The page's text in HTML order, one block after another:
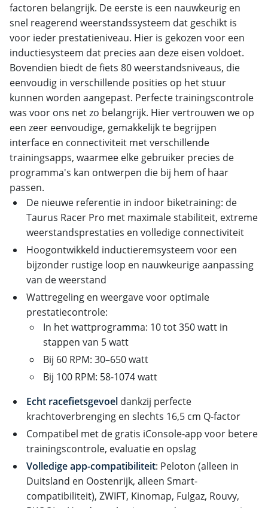
factoren belangrijk. De eerste is een nauwkeurig en
snel reagerend weerstandssysteem dat geschikt is
voor ieder prestatieniveau. Hier is gekozen voor een
inductiesysteem dat precies aan deze eisen voldoet.
Bovendien biedt de fiets 80 weerstandsniveaus, die
eenvoudig in verschillende posities op het stuur
kunnen worden aangepast. Perfecte trainingscontrole
was voor ons net zo belangrijk. Hier vertrouwen we op
een zeer eenvoudige, gemakkelijk te begrijpen
interface en connectiviteit met verschillende
trainingsapps, waarmee elke gebruiker precies de
programma's kan ontwerpen die bij hem of haar
passen.
De nieuwe referentie in indoor biketraining: de
Taurus Racer Pro met maximale stabiliteit, extreme
weerstandsprestaties en volledige connectiviteit
Hoogontwikkeld inductieremsysteem voor een
bijzonder rustige loop en nauwkeurige aanpassing
van de weerstand
Wattregeling en weergave voor optimale
prestatiecontrole:
In het wattprogramma: 10 tot 350 watt in
stappen van 5 watt
Bij 60 RPM: 30–650 watt
Bij 100 RPM: 58-1074 watt
Echt racefietsgevoel dankzij perfecte
krachtoverbrenging en slechts 16,5 cm Q-factor
Compatibel met de gratis iConsole-app voor betere
trainingscontrole, evaluatie en opslag
Volledige app-compatibiliteit: Peloton (alleen in
Duitsland en Oostenrijk, alleen Smart-
compatibiliteit), ZWIFT, Kinomap, Fulgaz, Rouvy,